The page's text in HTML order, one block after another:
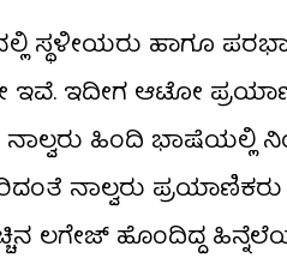
ಸ್ಥಳೀಯರು ಹಾಗೂ
ಇವೆ. ಇದೀಗ ಆಟೋ
ಹಿಂದಿ ಭಾಷೆಯಲ್ಲಿ
ನಾಲ್ವರು
ಹೊಂದಿದ್ದ